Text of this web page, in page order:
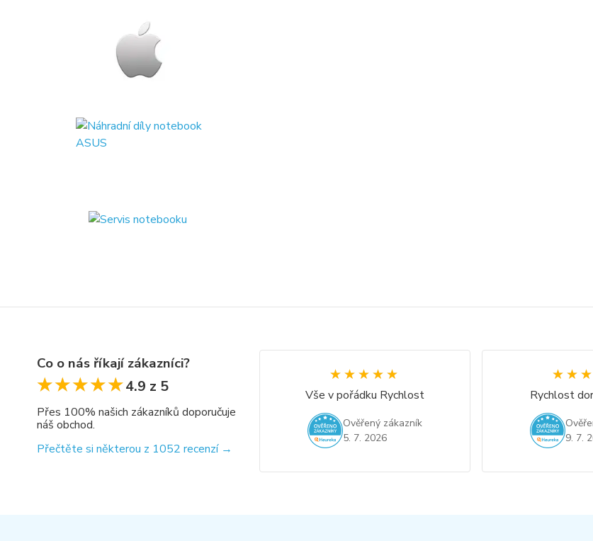
Co o nás říkají zákazníci?
★★★★★
★★★★★4.9 z 5
Přes 100% našich zákazníků doporučuje
náš obchod.
Přečtěte si některou z 1052 recenzí →
★★★★★
★★★★★
Vše v pořádku Rychlost
Ověřený zákazník
5. 7. 2026
Rychlost
9. 7.